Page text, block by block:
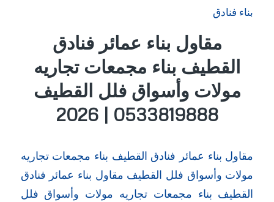
بناء فنادق
مقاول بناء عمائر فنادق
القطيف بناء مجمعات تجاريه
مولات وأسواق فلل القطيف
0533819888 | 2026
مقاول بناء عمائر فنادق القطيف بناء مجمعات تجاريه
مولات وأسواق فلل القطيف مقاول بناء عمائر فنادق
القطيف بناء مجمعات تجاريه مولات وأسواق فلل